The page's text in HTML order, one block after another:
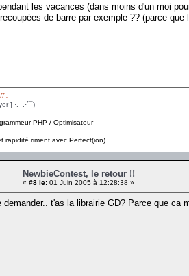
les vacances (dans moins d'un moi
de barre par exemple ?? (parce
:
] ·._.·´¯)
PHP / Optimisateur
rapidité riment avec Perfect(ion)
NewbieContest, le retour !!
« #8 le: 01 Juin 2005 à 12:28:38 »
demander.. t'as la librairie GD? Parce que